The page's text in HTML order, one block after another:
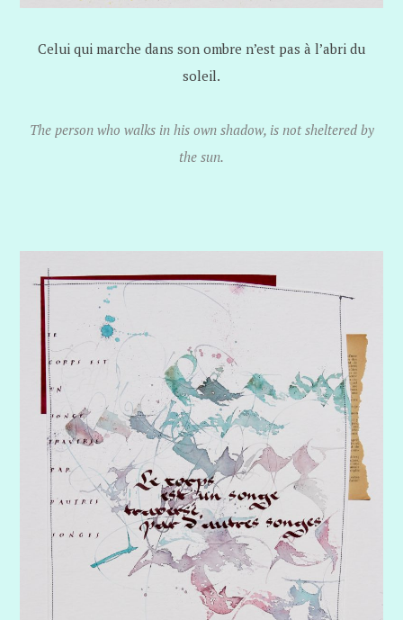
Celui qui marche dans son ombre n’est pas à l’abri du
soleil.
The person who walks in his own shadow, is not sheltered by
the sun.